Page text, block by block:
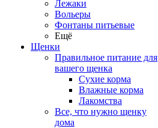
Лежаки
Вольеры
Фонтаны питьевые
Ещё
Щенки
Правильное питание для
вашего щенка
Сухие корма
Влажные корма
Лакомства
Все, что нужно щенку
дома